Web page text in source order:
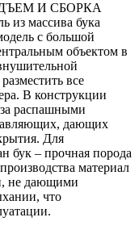
И СБОРКА
из массива бука
с большой
объектом в
все
В конструкции
распашными
дающих
Для
бук – прочная порода
материал
не дающими
что